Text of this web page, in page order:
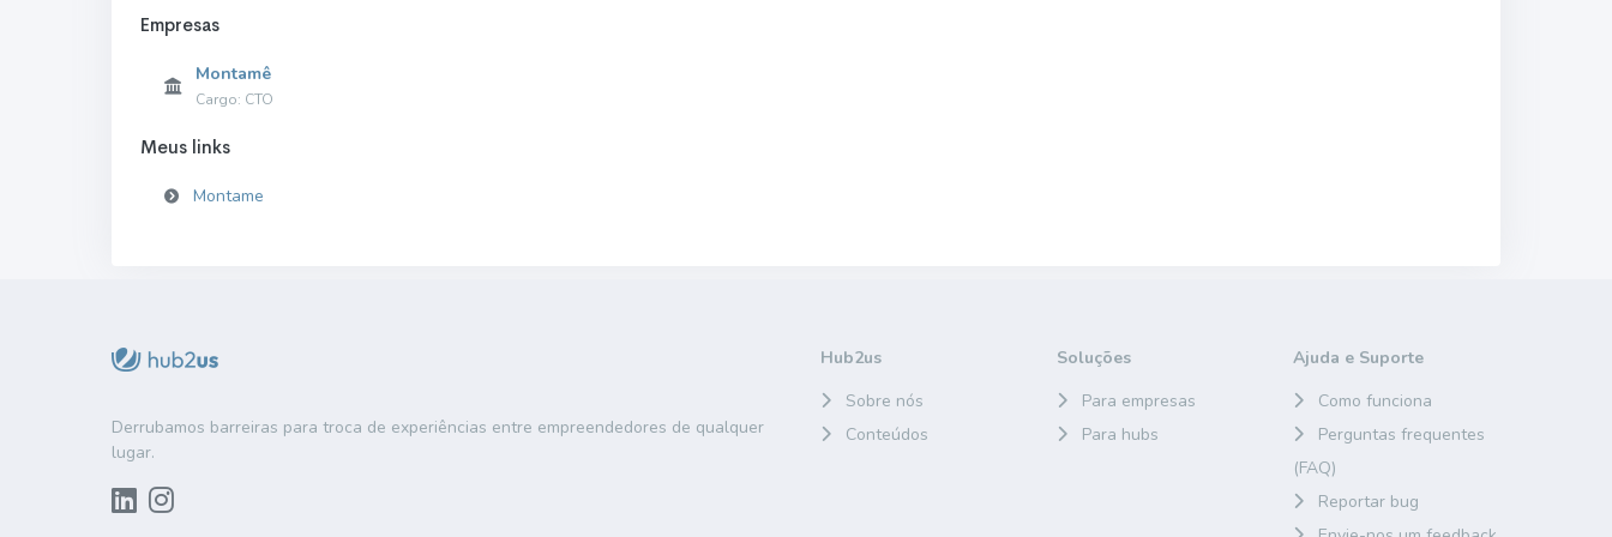
Empresas
Montamê
Cargo: CTO
Meus links
Montame
Derrubamos barreiras para troca de experiências entre empreendedores de qualquer
lugar.
Hub2us
Sobre nós
Conteúdos
Soluções
Para empresas
Para hubs
Ajuda e Suporte
Como funciona
Perguntas frequentes
(FAQ)
Reportar bug